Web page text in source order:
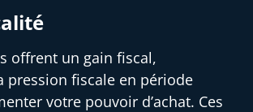
offrent un gain fiscal,
pression fiscale en période
votre pouvoir d’achat. Ces